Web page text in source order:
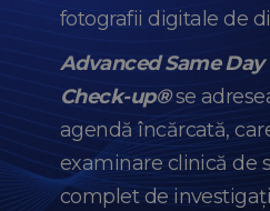
fotografii digitale de
Advanced Same
Check-up®se
agendă încărcată,
examinare clinică de
complet de